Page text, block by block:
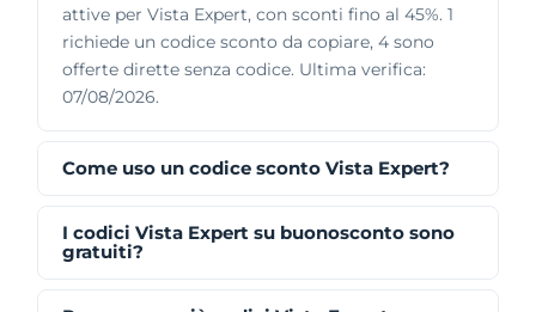
attive per Vista Expert, con sconti fino al 45%. 1
richiede un codice sconto da copiare, 4 sono
offerte dirette senza codice. Ultima verifica:
07/08/2026.
Come uso un codice sconto Vista Expert?
I codici Vista Expert su buonosconto sono
gratuiti?